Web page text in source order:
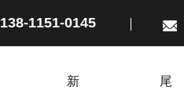
138-1151-0145
新 尾